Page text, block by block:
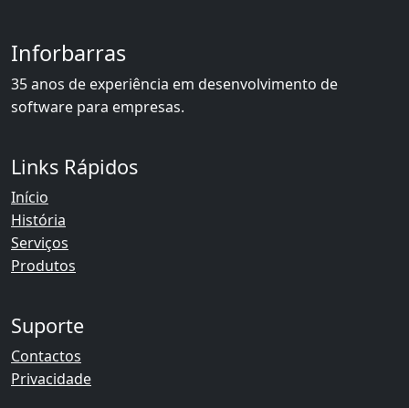
Inforbarras
35 anos de experiência em desenvolvimento de
software para empresas.
Links Rápidos
Início
História
Serviços
Produtos
Suporte
Contactos
Privacidade